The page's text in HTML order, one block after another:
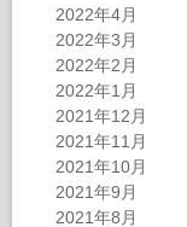
2022年4月
2022年3月
2022年2月
2022年1月
2021年12月
2021年11月
2021年10月
2021年9月
2021年8月